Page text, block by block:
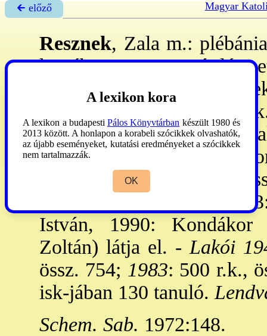
🡰 előző Magyar
Resznek, Zala m.:
ker-ében. - 1325: már
Lakói 1600 u. ref-ok
József-tp-át 1772:
→malenkij robotra
Plébánosai
: Farkas
Szokolyi Alajos, 1942:
1955: Rajkai Ernő,
István, 1990:
Zoltán) látja el. - Lakói
össz. 754; 1983: 500 r.k.,
isk-jában 130 tanuló.
Schem. Sab. 1972:148.
A lexikon kora
A lexikon a budapesti Pálos Könyvtárban készült 1980 és
2013 között. A honlapon a korabeli szócikkek olvashatók,
az újabb eseményeket, kutatási eredményeket a szócikkek
nem tartalmazzák.
OK